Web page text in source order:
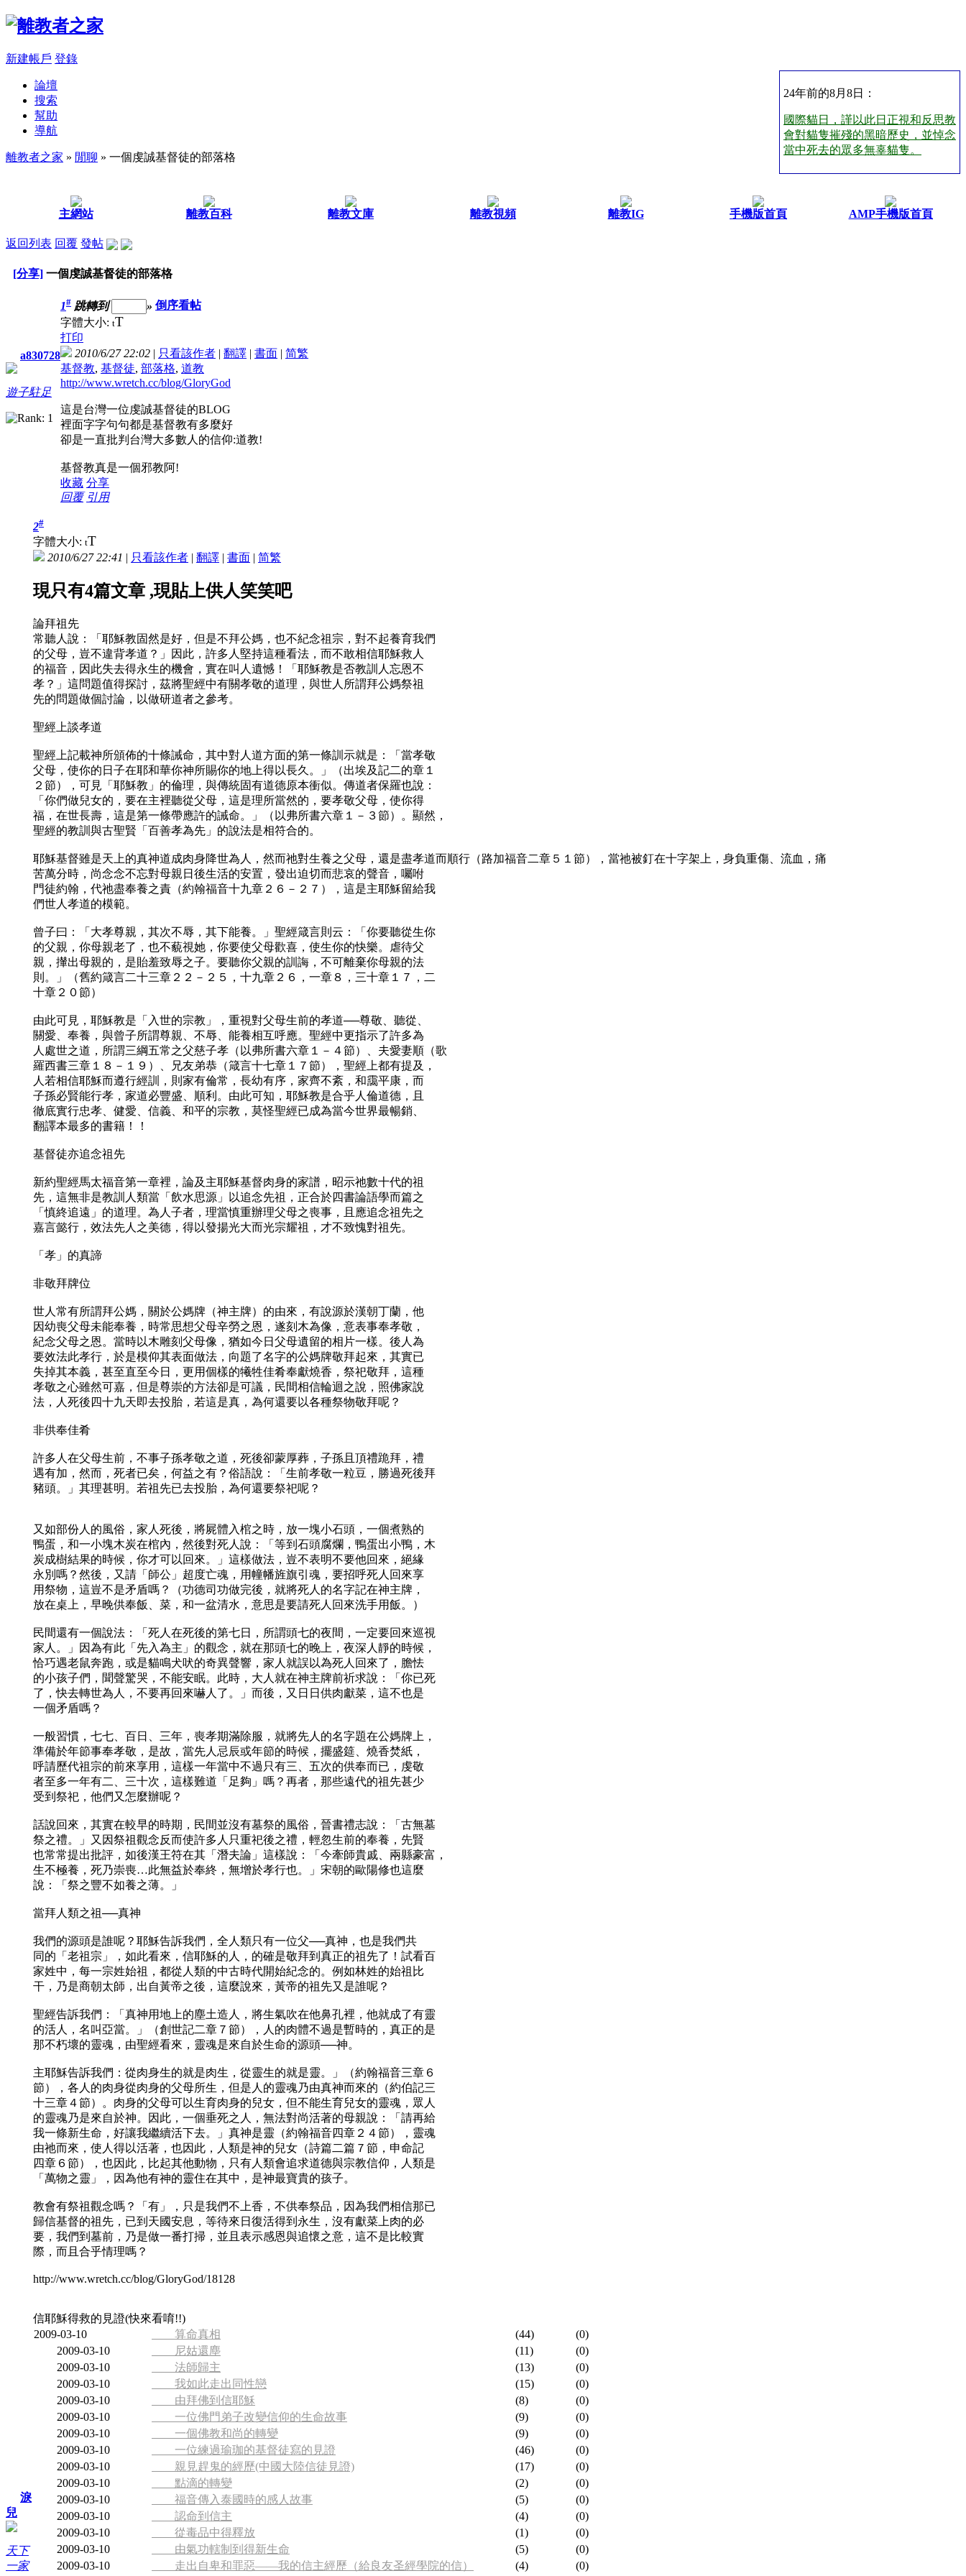
新建帳戶 登錄
24年前的8月8日：
國際貓日，謹以此日正視和反思教
會對貓隻摧殘的黑暗歷史，並悼念
當中死去的眾多無辜貓隻。
論壇
搜索
幫助
導航
離教者之家 » 閒聊 » 一個虔誠基督徒的部落格
主網站 離教百科 離教文庫 離教視頻 離教IG 手機版首頁 AMP手機版首頁
返回列表 回覆 發帖
[分享] 一個虔誠基督徒的部落格
a830728
遊子駐足
1# 跳轉到 » 倒序看帖
字體大小: tT
打印
2010/6/27 22:02 | 只看該作者 | 翻譯 | 書面 | 简繁
基督教, 基督徒, 部落格, 道教
http://www.wretch.cc/blog/GloryGod
這是台灣一位虔誠基督徒的BLOG
裡面字字句句都是基督教有多麼好
卻是一直批判台灣大多數人的信仰:道教!
基督教真是一個邪教阿!
收藏 分享
回覆 引用
淚
兒
天下
一家
2#
字體大小: tT
2010/6/27 22:41 | 只看該作者 | 翻譯 | 書面 | 简繁
現只有4篇文章 ,現貼上供人笑笑吧
論拜祖先
常聽人說：「耶穌教固然是好，但是不拜公媽，也不紀念祖宗，對不起養育我們
的父母，豈不違背孝道？」因此，許多人堅持這種看法，而不敢相信耶穌救人
的福音，因此失去得永生的機會，實在叫人遺憾！「耶穌教是否教訓人忘恩不
孝？」這問題值得探討，茲將聖經中有關孝敬的道理，與世人所謂拜公媽祭祖
先的問題做個討論，以做研道者之參考。
聖經上談孝道
聖經上記載神所頒佈的十條誡命，其中對人道方面的第一條訓示就是：「當孝敬
父母，使你的日子在耶和華你神所賜你的地上得以長久。」（出埃及記二的章１
２節），可見「耶穌教」的倫理，與傳統固有道德原本衝似。傳道者保羅也說：
「你們做兒女的，要在主裡聽從父母，這是理所當然的，要孝敬父母，使你得
福，在世長壽，這是第一條帶應許的誡命。」（以弗所書六章１－３節）。顯然，
聖經的教訓與古聖賢「百善孝為先」的說法是相符合的。
耶穌基督雖是天上的真神道成肉身降世為人，然而祂對生養之父母，還是盡孝道而順行（路加福音二章５１節），當祂被釘在十字架上，身負重傷、流血，痛
苦萬分時，尚念念不忘對母親日後生活的安置，發出迫切而悲哀的聲音，囑咐
門徒約翰，代祂盡奉養之責（約翰福音十九章２６－２７），這是主耶穌留給我
們世人孝道的模範。
曾子曰：「大孝尊親，其次不辱，其下能養。」聖經箴言則云：「你要聽從生你
的父親，你母親老了，也不藐視她，你要使父母歡喜，使生你的快樂。虐待父
親，攆出母親的，是貽羞致辱之子。要聽你父親的訓誨，不可離棄你母親的法
則。」（舊約箴言二十三章２２－２５，十九章２６，一章８，三十章１７，二
十章２０節）
由此可見，耶穌教是「入世的宗教」，重視對父母生前的孝道──尊敬、聽從、
關愛、奉養，與曾子所謂尊親、不辱、能養相互呼應。聖經中更指示了許多為
人處世之道，所謂三綱五常之父慈子孝（以弗所書六章１－４節）、夫愛妻順（歌
羅西書三章１８－１９）、兄友弟恭（箴言十七章１７節），聖經上都有提及，
人若相信耶穌而遵行經訓，則家有倫常，長幼有序，家齊不紊，和靄平康，而
子孫必賢能行孝，家道必豐盛、順利。由此可知，耶穌教是合乎人倫道德，且
徹底實行忠孝、健愛、信義、和平的宗教，莫怪聖經已成為當今世界最暢銷、
翻譯本最多的書籍！！
基督徒亦追念祖先
新約聖經馬太福音第一章裡，論及主耶穌基督肉身的家譜，昭示祂數十代的祖
先，這無非是教訓人類當「飲水思源」以追念先祖，正合於四書論語學而篇之
「慎終追遠」的道理。為人子者，理當慎重辦理父母之喪事，且應追念祖先之
嘉言懿行，效法先人之美德，得以發揚光大而光宗耀祖，才不致愧對祖先。
「孝」的真諦
非敬拜牌位
世人常有所謂拜公媽，關於公媽牌（神主牌）的由來，有說源於漢朝丁蘭，他
因幼喪父母未能奉養，時常思想父母辛勞之恩，遂刻木為像，意表事奉孝敬，
紀念父母之恩。當時以木雕刻父母像，猶如今日父母遺留的相片一樣。後人為
要效法此孝行，於是模仰其表面做法，向題了名字的公媽牌敬拜起來，其實已
失掉其本義，甚至直至今日，更用個樣的犧牲佳肴奉獻燒香，祭祀敬拜，這種
孝敬之心雖然可嘉，但是尊崇的方法卻是可議，民間相信輪迴之說，照佛家說
法，人死後四十九天即去投胎，若這是真，為何還要以各種祭物敬拜呢？
非供奉佳肴
許多人在父母生前，不事子孫孝敬之道，死後卻蒙厚葬，子孫且頂禮跪拜，禮
遇有加，然而，死者已矣，何益之有？俗語說：「生前孝敬一粒豆，勝過死後拜
豬頭。」其理甚明。若祖先已去投胎，為何還要祭祀呢？
又如部份人的風俗，家人死後，將屍體入棺之時，放一塊小石頭，一個煮熟的
鴨蛋，和一小塊木炭在棺內，然後對死人說：「等到石頭腐爛，鴨蛋出小鴨，木
炭成樹結果的時候，你才可以回來。」這樣做法，豈不表明不要他回來，絕緣
永別嗎？然後，又請「師公」超度亡魂，用幢幡旌旗引魂，要招呼死人回來享
用祭物，這豈不是矛盾嗎？（功德司功做完後，就將死人的名字記在神主牌，
放在桌上，早晚供奉飯、菜，和一盆清水，意思是要請死人回來洗手用飯。）
民間還有一個說法：「死人在死後的第七日，所謂頭七的夜間，一定要回來巡視
家人。」因為有此「先入為主」的觀念，就在那頭七的晚上，夜深人靜的時候，
恰巧遇老鼠奔跑，或是貓鳴犬吠的奇異聲響，家人就誤以為死人回來了，膽怯
的小孩子們，聞聲驚哭，不能安眠。此時，大人就在神主牌前祈求說：「你已死
了，快去轉世為人，不要再回來嚇人了。」而後，又日日供肉獻菜，這不也是
一個矛盾嗎？
一般習慣，七七、百日、三年，喪孝期滿除服，就將先人的名字題在公媽牌上，
準備於年節事奉孝敬，是故，當先人忌辰或年節的時候，擺盛筵、燒香焚紙，
呼請歷代祖宗的前來享用，這樣一年當中不過只有三、五次的供奉而已，虔敬
者至多一年有二、三十次，這樣難道「足夠」嗎？再者，那些遠代的祖先甚少
受到祭祀，他們又怎麼辦呢？
話說回來，其實在較早的時期，民間並沒有墓祭的風俗，晉書禮志說：「古無墓
祭之禮。」又因祭祖觀念反而使許多人只重祀後之禮，輕忽生前的奉養，先賢
也常常提出批評，如後漢王符在其「潛夫論」這樣說：「今牽師貴戚、兩縣豪富，
生不極養，死乃崇喪…此無益於奉終，無增於孝行也。」宋朝的歐陽修也這麼
說：「祭之豐不如養之薄。」
當拜人類之祖──真神
我們的源頭是誰呢？耶穌告訴我們，全人類只有一位父──真神，也是我們共
同的「老祖宗」，如此看來，信耶穌的人，的確是敬拜到真正的祖先了！試看百
家姓中，每一宗姓始祖，都從人類的中古時代開始紀念的。例如林姓的始祖比
干，乃是商朝太師，出自黃帝之後，這麼說來，黃帝的祖先又是誰呢？
聖經告訴我們：「真神用地上的塵土造人，將生氣吹在他鼻孔裡，他就成了有靈
的活人，名叫亞當。」（創世記二章７節），人的肉體不過是暫時的，真正的是
那不朽壞的靈魂，由聖經看來，靈魂是來自於生命的源頭──神。
主耶穌告訴我們：從肉身生的就是肉生，從靈生的就是靈。」（約翰福音三章６
節），各人的肉身從肉身的父母所生，但是人的靈魂乃由真神而來的（約伯記三
十三章４節）。肉身的父母可以生育肉身的兒女，但不能生育兒女的靈魂，眾人
的靈魂乃是來自於神。因此，一個垂死之人，無法對尚活著的母親說：「請再給
我一條新生命，好讓我繼續活下去。」真神是靈（約翰福音四章２４節），靈魂
由祂而來，使人得以活著，也因此，人類是神的兒女（詩篇二篇７節，申命記
四章６節），也因此，比起其他動物，只有人類會追求道德與宗教信仰，人類是
「萬物之靈」，因為他有神的靈住在其中，是神最寶貴的孩子。
教會有祭祖觀念嗎？「有」，只是我們不上香，不供奉祭品，因為我們相信那已
歸信基督的祖先，已到天國安息，等待來日復活得到永生，沒有獻菜上肉的必
要，我們到墓前，乃是做一番打掃，並且表示感恩與追懷之意，這不是比較實
際，而且合乎情理嗎？
http://www.wretch.cc/blog/GloryGod/18128
信耶穌得救的見證(快來看唷!!)
2009-03-10
算命真相 (44)
(0)
2009-03-10
尼姑還塵 (11)
(0)
2009-03-10
法師歸主 (13)
(0)
2009-03-10
我如此走出同性戀 (15)
(0)
2009-03-10
由拜佛到信耶穌 (8)
(0)
2009-03-10
一位佛門弟子改變信仰的生命故事 (9)
(0)
2009-03-10
一個佛教和尚的轉變 (9)
(0)
2009-03-10
一位練過瑜珈的基督徒寫的見證 (46)
(0)
2009-03-10
親見趕鬼的經歷(中國大陸信徒見證) (17)
(0)
2009-03-10
點滴的轉變 (2)
(0)
2009-03-10
福音傳入泰國時的感人故事 (5)
(0)
2009-03-10
認命到信主 (4)
(0)
2009-03-10
從毒品中得釋放 (1)
(0)
2009-03-10
由氣功轄制到得新生命 (5)
(0)
2009-03-10
走出自卑和罪惡——我的信主經歷（給良友圣經學院的信） (4) (0)